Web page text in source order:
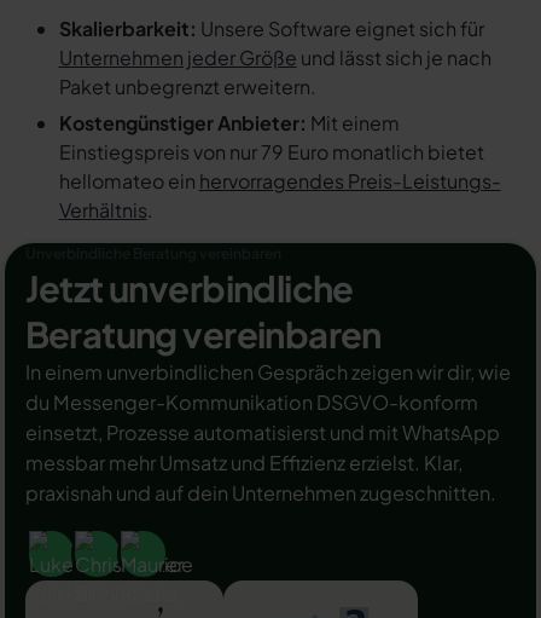
Skalierbarkeit: Unsere Software eignet sich für
Unternehmen jeder Größe und lässt sich je nach
Paket unbegrenzt erweitern.
Kostengünstiger Anbieter: Mit einem
Einstiegspreis von nur 79 Euro monatlich bietet
hellomateo ein hervorragendes Preis-Leistungs-
Verhältnis.
Jetzt unverbindliche
Beratung vereinbaren
In einem unverbindlichen Gespräch zeigen wir dir, wie
du Messenger-Kommunikation DSGVO-konform
einsetzt, Prozesse automatisierst und mit WhatsApp
messbar mehr Umsatz und Effizienz erzielst. Klar,
praxisnah und auf dein Unternehmen zugeschnitten.